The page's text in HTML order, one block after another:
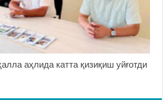
аҳлида катта қизиқиш уйғотди